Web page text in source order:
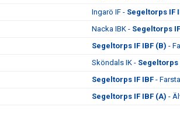
Ingarö IF - Segeltorps IF
Nacka IBK - Segeltorps
Segeltorps IF IBF (B) -
Sköndals IK - Segeltorps
Segeltorps IF IBF -
Segeltorps IF IBF (A) -